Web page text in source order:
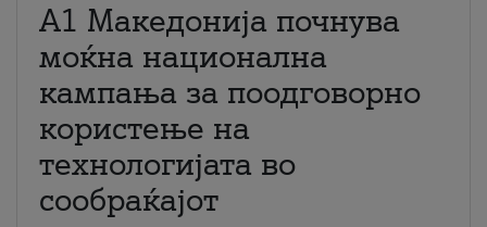
A1 Македонија почнува
моќна национална
кампања за поодговорно
користење на
технологијата во
сообраќајот